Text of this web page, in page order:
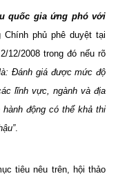
quốc gia ứng phó với
phủ phê duyệt tại
12/2008 trong đó nếu rõ
Đánh giá được mức độ
lĩnh vực, ngành và địa
động có thể khả thi
.
tiêu nêu trên, hội thảo